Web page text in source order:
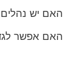
האם יש
האם אפשר